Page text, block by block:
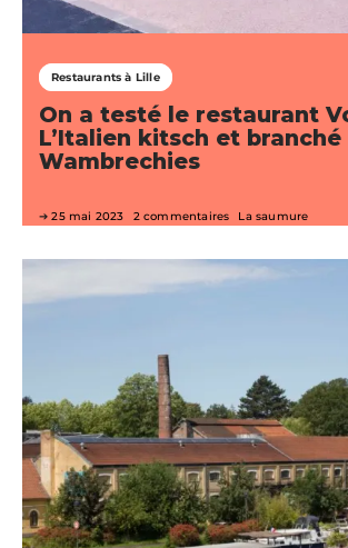
Restaurants à Lille
On a testé le restaurant
L’Italien kitsch et branché
Wambrechies
25 mai 2023 2 commentaires La saumure